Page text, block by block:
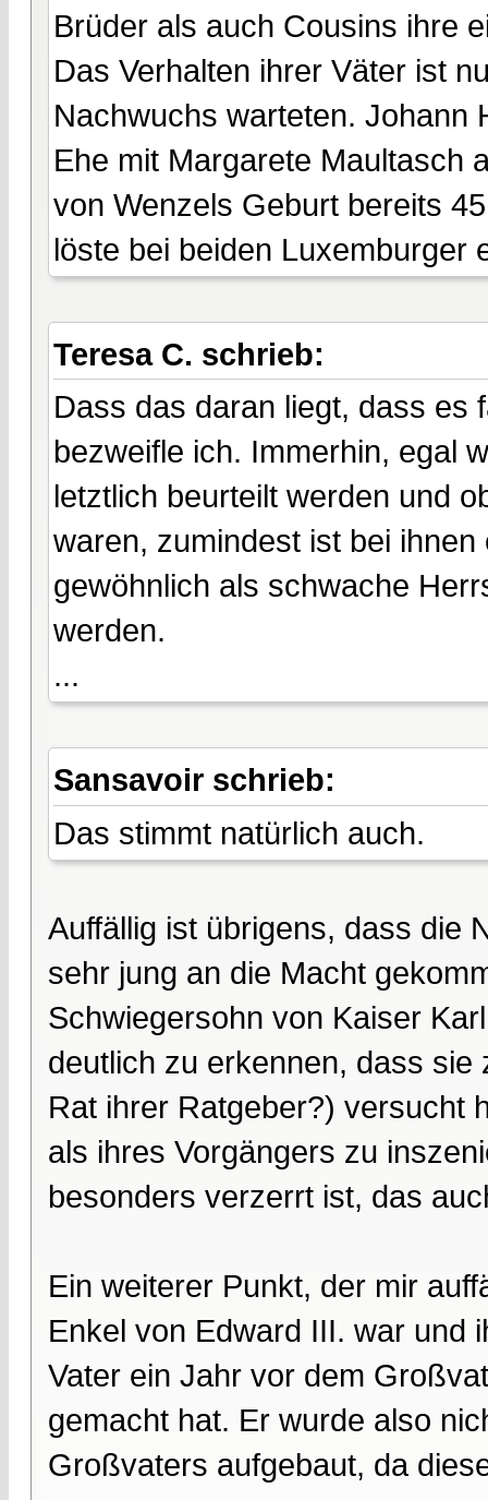
Brüder als auch Cousins ihre
Das Verhalten ihrer Väter ist
Nachwuchs warteten. Johann
Ehe mit Margarete Maultasch
von Wenzels Geburt bereits
löste bei beiden Luxemburger
Teresa C. schrieb:
Dass das daran liegt, dass es
bezweifle ich. Immerhin, egal
letztlich beurteilt werden und
waren, zumindest ist bei
gewöhnlich als schwache
werden.
...
Sansavoir schrieb:
Das stimmt natürlich auch.
Auffällig ist übrigens, dass die
sehr jung an die Macht
Schwiegersohn von Kaiser
deutlich zu erkennen, dass
Rat ihrer Ratgeber?) versucht
als ihres Vorgängers zu
besonders verzerrt ist, das
Ein weiterer Punkt, der mir
Enkel von Edward III. war und
Vater ein Jahr vor dem
gemacht hat. Er wurde also
Großvaters aufgebaut, da